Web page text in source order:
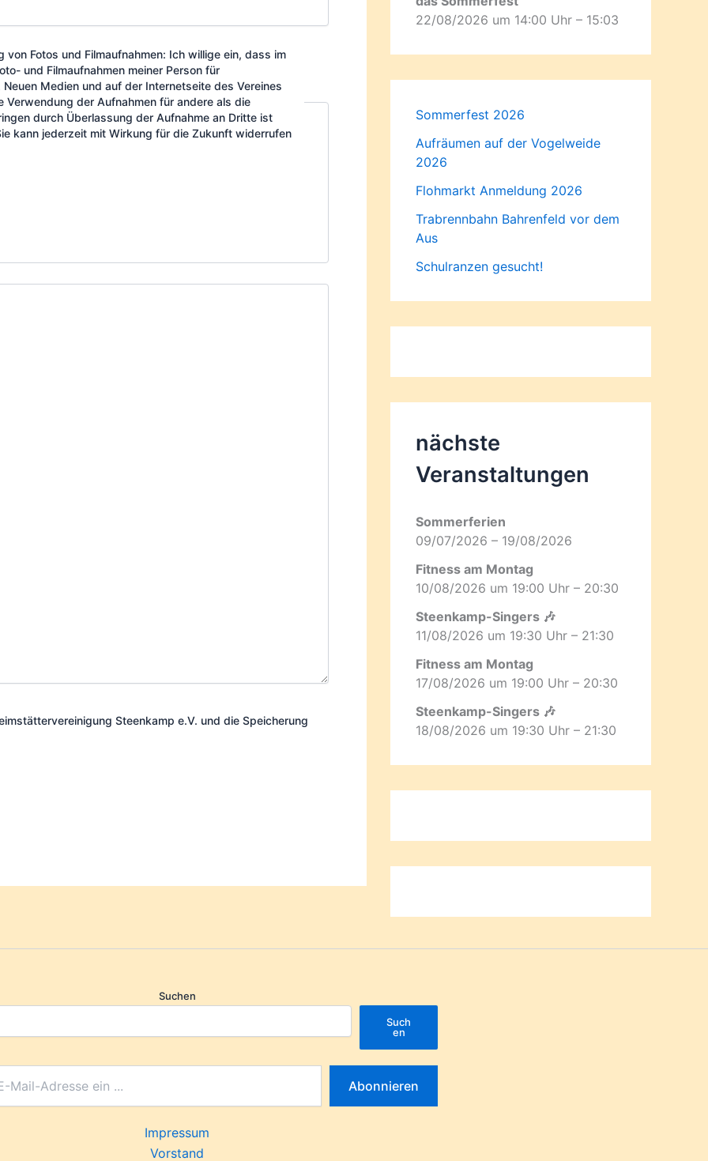
Fotos und Filmaufnahmen: Ich willige ein, dass im
und Filmaufnahmen meiner Person für
Medien und auf der Internetseite des Vereines
der Aufnahmen für andere als die
durch Überlassung der Aufnahme an Dritte ist
kann jederzeit mit Wirkung für die Zukunft widerrufen
Steenkamp e.V. und die Speicherung
22/08/2026 um 14:00 Uhr – 15:03
Sommerfest 2026
Aufräumen auf der Vogelweide
2026
Flohmarkt Anmeldung 2026
Trabrennbahn Bahrenfeld vor dem
Aus
Schulranzen gesucht!
nächste
Veranstaltungen
Sommerferien
09/07/2026 – 19/08/2026
Fitness am Montag
10/08/2026 um 19:00 Uhr – 20:30
Steenkamp-Singers 🎶
11/08/2026 um 19:30 Uhr – 21:30
Fitness am Montag
17/08/2026 um 19:00 Uhr – 20:30
Steenkamp-Singers 🎶
18/08/2026 um 19:30 Uhr – 21:30
Suchen
Such
en
Abonnieren
Impressum
Vorstand